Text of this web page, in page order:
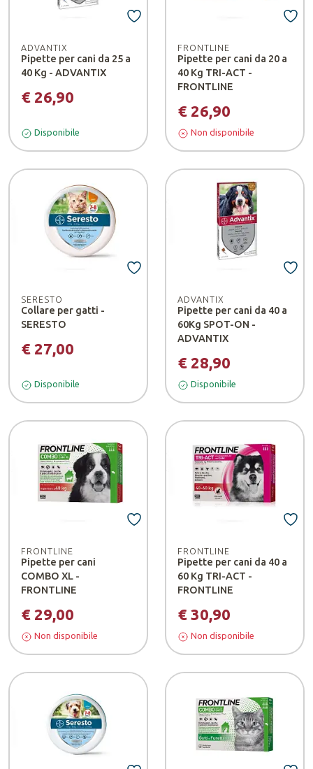
ADVANTIX
Pipette per cani da 25 a
40 Kg - ADVANTIX
€ 26,90
Disponibile
FRONTLINE
Pipette per cani da 20 a
40 Kg TRI-ACT -
FRONTLINE
€ 26,90
Non disponibile
SERESTO
Collare per gatti -
SERESTO
€ 27,00
Disponibile
ADVANTIX
Pipette per cani da 40 a
60Kg SPOT-ON -
ADVANTIX
€ 28,90
Disponibile
FRONTLINE
Pipette per cani
COMBO XL -
FRONTLINE
€ 29,00
Non disponibile
FRONTLINE
Pipette per cani da 40 a
60 Kg TRI-ACT -
FRONTLINE
€ 30,90
Non disponibile